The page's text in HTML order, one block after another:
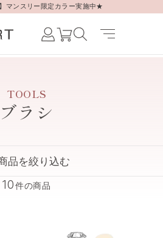
】マンスリー限定カラー実施中★
Japanese /
TOOLS
ブラシ
10件の商品
品を絞り込む
すべての商品